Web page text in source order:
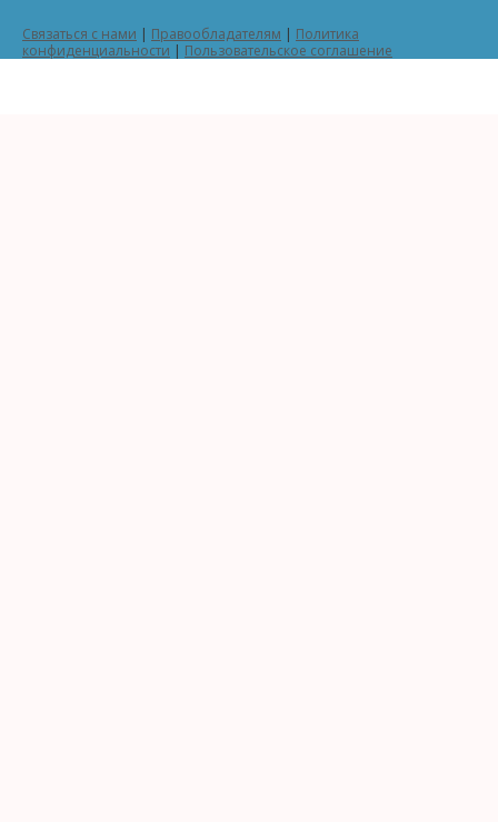
Связаться с нами | Правообладателям | Политика
конфиденциальности | Пользовательское соглашение